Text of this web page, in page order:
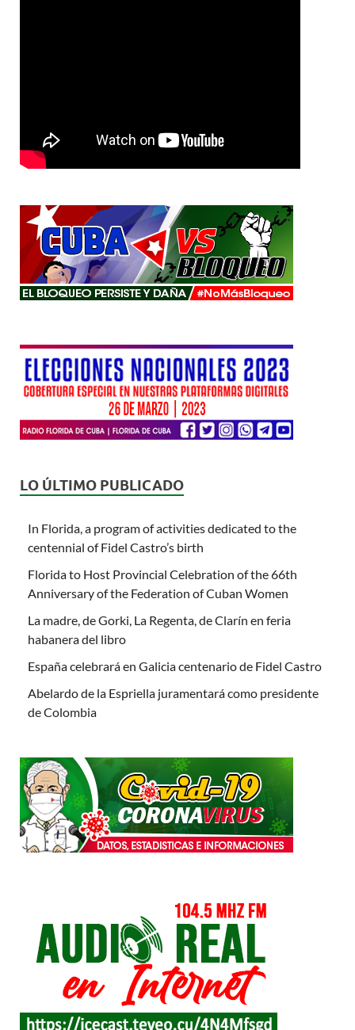
LO ÚLTIMO PUBLICADO
In Florida, a program of activities dedicated to the
centennial of Fidel Castro’s birth
Florida to Host Provincial Celebration of the 66th
Anniversary of the Federation of Cuban Women
La madre, de Gorki, La Regenta, de Clarín en feria
habanera del libro
España celebrará en Galicia centenario de Fidel Castro
Abelardo de la Espriella juramentará como presidente
de Colombia